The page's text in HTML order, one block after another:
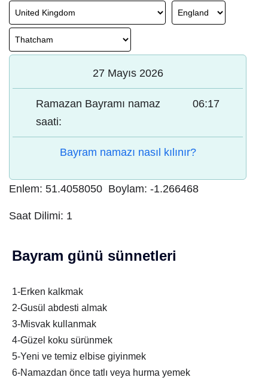
27 Mayıs 2026
Ramazan Bayramı namaz
saati:
06:17
Bayram namazı nasıl kılınır?
Enlem: 51.4058050 Boylam: -1.266468
Saat Dilimi: 1
Bayram günü sünnetleri
1-Erken kalkmak
2-Gusül abdesti almak
3-Misvak kullanmak
4-Güzel koku sürünmek
5-Yeni ve temiz elbise giyinmek
6-Namazdan önce tatlı veya hurma yemek